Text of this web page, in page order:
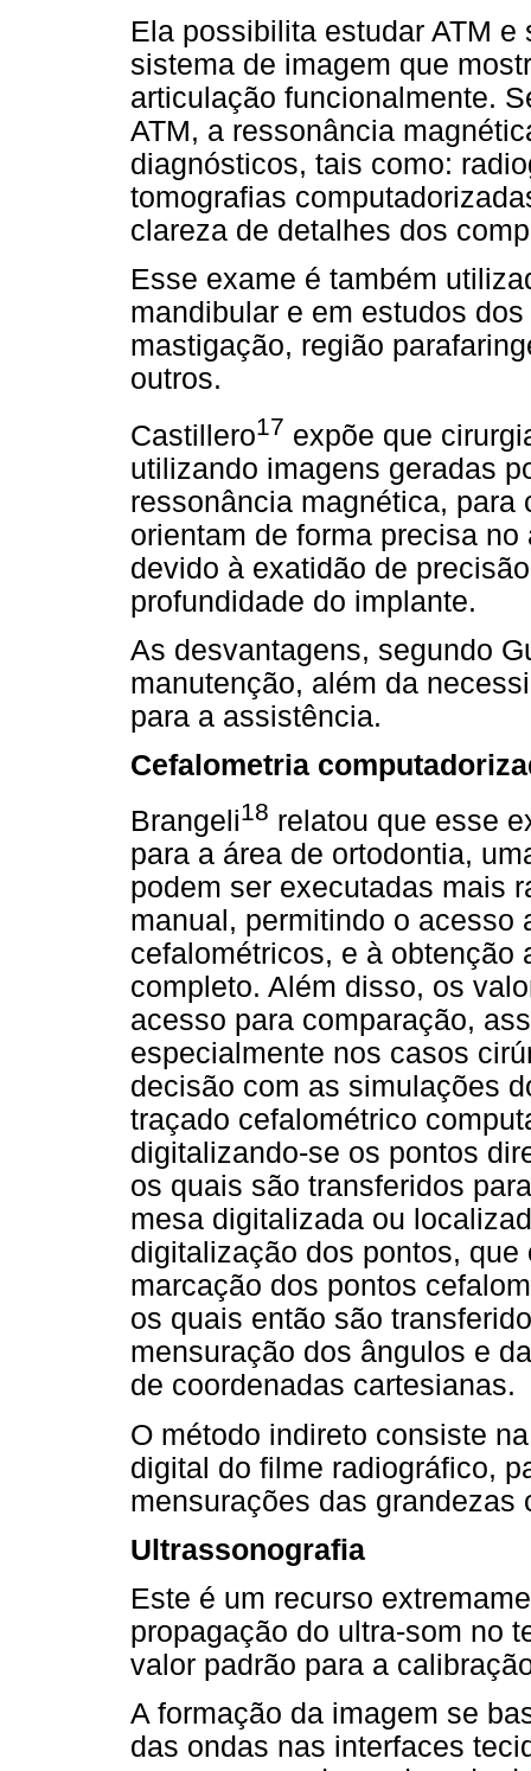
Ela possibilita estudar ATM
sistema de imagem que
articulação funcionalmente.
ATM, a ressonância
diagnósticos, tais como:
tomografias
clareza de detalhes dos
Esse exame é também
mandibular e em estudos
mastigação, região
outros.
Castillero17 expõe que
utilizando imagens geradas
ressonância magnética,
orientam de forma precisa
devido à exatidão de
profundidade do implante.
As desvantagens, segundo
manutenção, além da
para a assistência.
Cefalometria
Brangeli18 relatou que esse
para a área de ortodontia,
podem ser executadas mais
manual, permitindo o acesso
cefalométricos, e à obtenção
completo. Além disso, os
acesso para comparação,
especialmente nos casos
decisão com as simulações
traçado cefalométrico
digitalizando-se os pontos
os quais são transferidos
mesa digitalizada ou
digitalização dos pontos,
marcação dos pontos
os quais então são
mensuração dos ângulos e
de coordenadas cartesianas.
O método indireto consiste
digital do filme radiográfico,
mensurações das grandezas
Ultrassonografia
Este é um recurso
propagação do ultra-som no
valor padrão para a
A formação da imagem se
das ondas nas interfaces